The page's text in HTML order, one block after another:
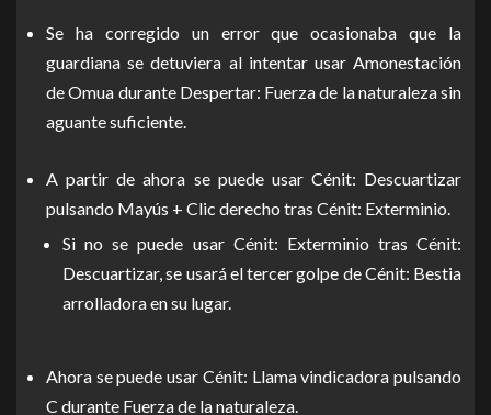
Se ha corregido un error que ocasionaba que la
guardiana se detuviera al intentar usar Amonestación
de Omua durante Despertar: Fuerza de la naturaleza sin
aguante suficiente.
A partir de ahora se puede usar Cénit: Descuartizar
pulsando Mayús + Clic derecho tras Cénit: Exterminio.
Si no se puede usar Cénit: Exterminio tras Cénit:
Descuartizar, se usará el tercer golpe de Cénit: Bestia
arrolladora en su lugar.
Ahora se puede usar Cénit: Llama vindicadora pulsando
C durante Fuerza de la naturaleza.